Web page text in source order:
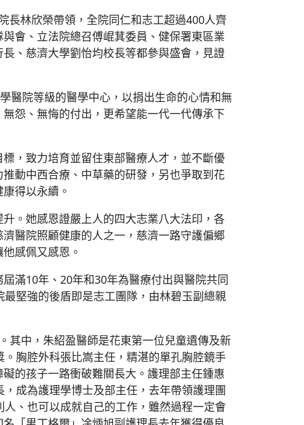
長林欣榮帶領，全院同仁和志工超過400人齊
會、立法院總召傅崐萁委員、健保署東區業
、慈濟大學劉怡均校長等都參與盛會，見證
醫院等級的醫學中心，以捐出生命的心情和無
怨、無悔的付出，更希望能一代一代傳承下
，致力培育並留住東部醫療人才，並不斷優
動中西合療、中草藥的研發，另也爭取到花
得以永續。
。她感恩證嚴上人的四大志業八大法印，各
醫院照顧健康的人之一，慈濟一路守護偏鄉
感佩又感恩。
滿10年、20年和30年為醫療付出與醫院共同
堅強的後盾即是志工團隊，由林碧玉副總親
其中，朱紹盈醫師是花東第一位兒童遺傳及新
胸腔外科張比嵩主任，精湛的單孔胸腔鏡手
的孩子一路衝破難關長大。護理部主任鍾惠
成為護理學博士及部主任，去年帶領護理團
、也可以成就自己的工作，雖然過程一定會